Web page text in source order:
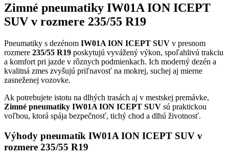
Zimné pneumatiky IW01A ION ICEPT
SUV v rozmere 235/55 R19
Pneumatiky s dezénom IW01A ION ICEPT SUV v presnom
rozmere 235/55 R19 poskytujú vyvážený výkon, spoľahlivú trakciu
a komfort pri jazde v rôznych podmienkach. Ich moderný dezén a
kvalitná zmes zvyšujú priľnavosť na mokrej, suchej aj mierne
zasneženej vozovke.
Ak potrebujete istotu na dlhých trasách aj v mestskej premávke,
Zimné pneumatiky IW01A ION ICEPT SUV sú praktickou
voľbou, ktorá spája bezpečnosť, tichý chod a dlhú životnosť.
Výhody pneumatík IW01A ION ICEPT SUV v
rozmere 235/55 R19